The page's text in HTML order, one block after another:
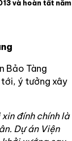
và hoàn tất năm
Bảo Tàng
ý tưởng xây
đính chính là
Dự án Viện